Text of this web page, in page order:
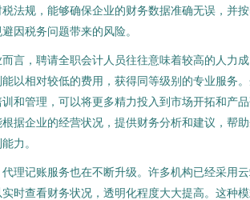
法规，能够确保企业的财务数据准确无误，并
因税务问题带来的风险。
言，聘请全职会计人员往往意味着较高的人力成
以相对较低的费用，获得同等级别的专业服务
和管理，可以将更多精力投入到市场开拓和产
据企业的经营状况，提供财务分析和建议，帮
力。
理记账服务也在不断升级。许多机构已经采用
时查看财务状况，透明化程度大大提高。这种